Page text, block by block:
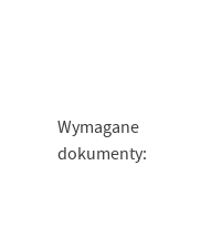
Wymagane
dokumenty: